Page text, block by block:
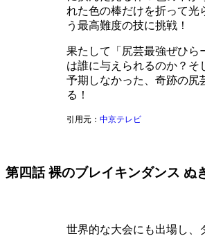
れた色の棒だけを折って光
う最高難度の技に挑戦！
果たして「尻芸最強ぜひら
は誰に与えられるのか？そ
予期しなかった、奇跡の尻
る！
引用元： 中京テレビ
第四話 裸のブレイキンダンス ぬ
世界的な大会にも出場し、